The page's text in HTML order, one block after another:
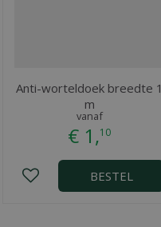
Anti-worteldoek breedte 1
m
vanaf
€ 1,10
BESTEL